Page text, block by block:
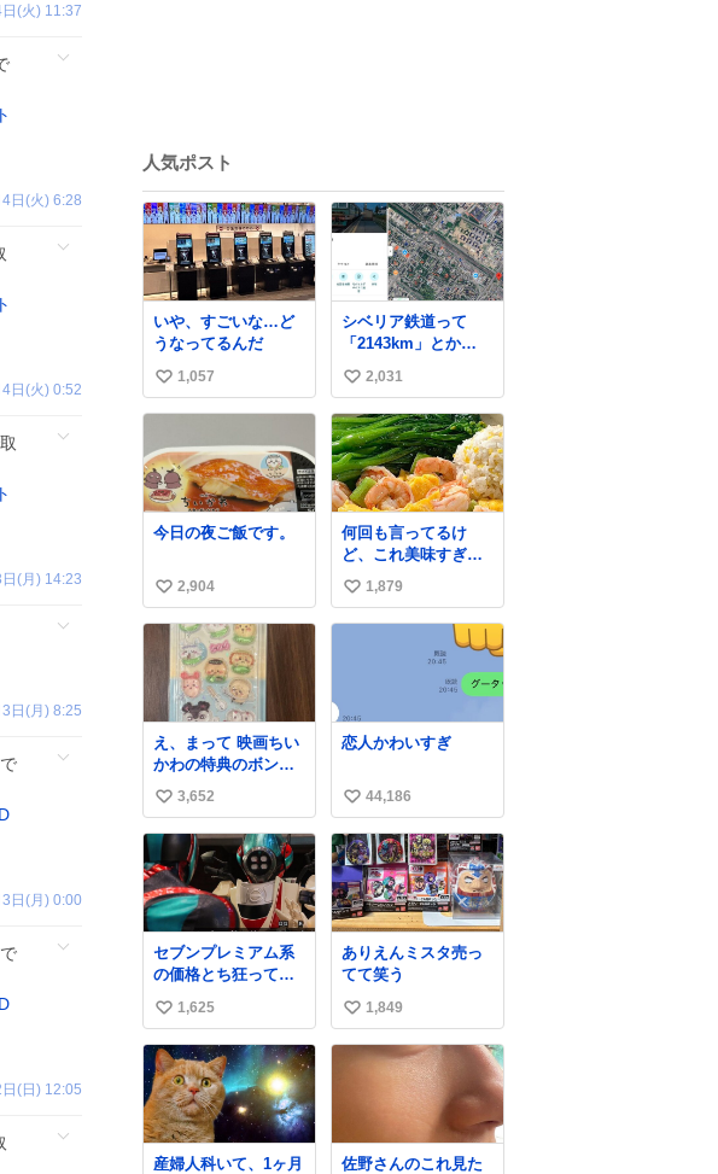
(火) 11:37
日(火) 6:28
日(火) 0:52
(月) 14:23
日(月) 8:25
日(月) 0:00
(日) 12:05
人気ポスト
いや、すごいな…ど
うなってるんだ
い
い
数
1,057
シベリア鉄道って
「2143km」とか
「2145km」みたい
に、モスクワからの
距離名そのままの駅
名があるんですね。
い
い
ね
数
2,031
今日の夜ご飯です。
い
い
2,904
何回も言ってるけ
ど、これ美味すぎん
の！！！低カロリー
で満足感エグいから
一生食べてる😭
い
い
1,879
え、まって 映画ちい
かわの特典のボンボ
ンドロップシール も
うメルカリにでてる
やん #ちいかわ
い
い
ね
数
3,652
恋人かわいすぎ
い
い
ね
数
44,186
セブンプレミアム系
の価格とち狂ってて
今これ
い
い
ね
数
1,625
ありえんミスタ売っ
てて笑う
い
い
1,849
産婦人科いて、1ヶ月
佐野さんのこれ見た